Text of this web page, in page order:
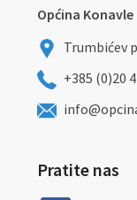
Općina Konavle
Trumbićev
+385 (0)20
Pratite nas